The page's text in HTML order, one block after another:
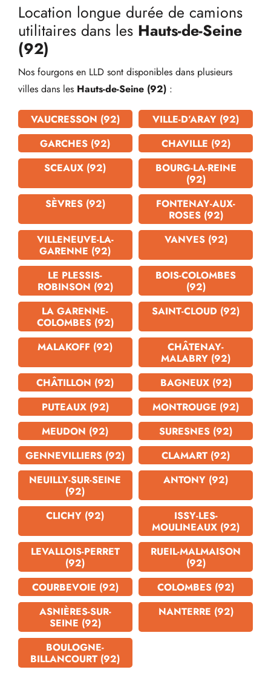
Location longue durée de camions
utilitaires dans les Hauts-de-Seine
(92)
Nos fourgons en LLD sont disponibles dans plusieurs
villes dans les Hauts-de-Seine (92):
VAUCRESSON (92)
VILLE-D’ARAY (92)
GARCHES (92)
CHAVILLE (92)
SCEAUX (92)
BOURG-LA-REINE
(92)
SÈVRES (92)
FONTENAY-AUX-
ROSES (92)
VILLENEUVE-LA-
GARENNE (92)
VANVES (92)
LE PLESSIS-
ROBINSON (92)
BOIS-COLOMBES
(92)
LA GARENNE-
COLOMBES (92)
SAINT-CLOUD (92)
MALAKOFF (92)
CHÂTENAY-
MALABRY (92)
CHÂTILLON (92)
BAGNEUX (92)
PUTEAUX (92)
MONTROUGE (92)
MEUDON (92)
SURESNES (92)
GENNEVILLIERS (92)
CLAMART (92)
NEUILLY-SUR-SEINE
(92)
ANTONY (92)
CLICHY (92)
ISSY-LES-
MOULINEAUX (92)
LEVALLOIS-PERRET
(92)
RUEIL-MALMAISON
(92)
COURBEVOIE (92)
COLOMBES (92)
ASNIÈRES-SUR-
SEINE (92)
NANTERRE (92)
BOULOGNE-
BILLANCOURT (92)